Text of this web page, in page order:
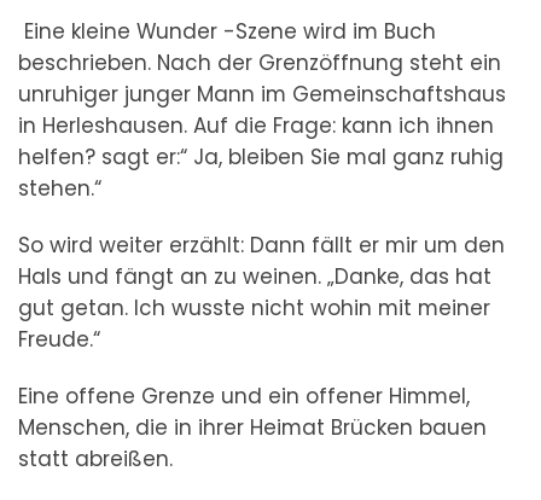
Eine kleine Wunder -Szene wird im Buch
beschrieben. Nach der Grenzöffnung steht ein
unruhiger junger Mann im Gemeinschaftshaus
in Herleshausen. Auf die Frage: kann ich ihnen
helfen? sagt er:“ Ja, bleiben Sie mal ganz ruhig
stehen.“
So wird weiter erzählt: Dann fällt er mir um den
Hals und fängt an zu weinen. „Danke, das hat
gut getan. Ich wusste nicht wohin mit meiner
Freude.“
Eine offene Grenze und ein offener Himmel,
Menschen, die in ihrer Heimat Brücken bauen
statt abreißen.